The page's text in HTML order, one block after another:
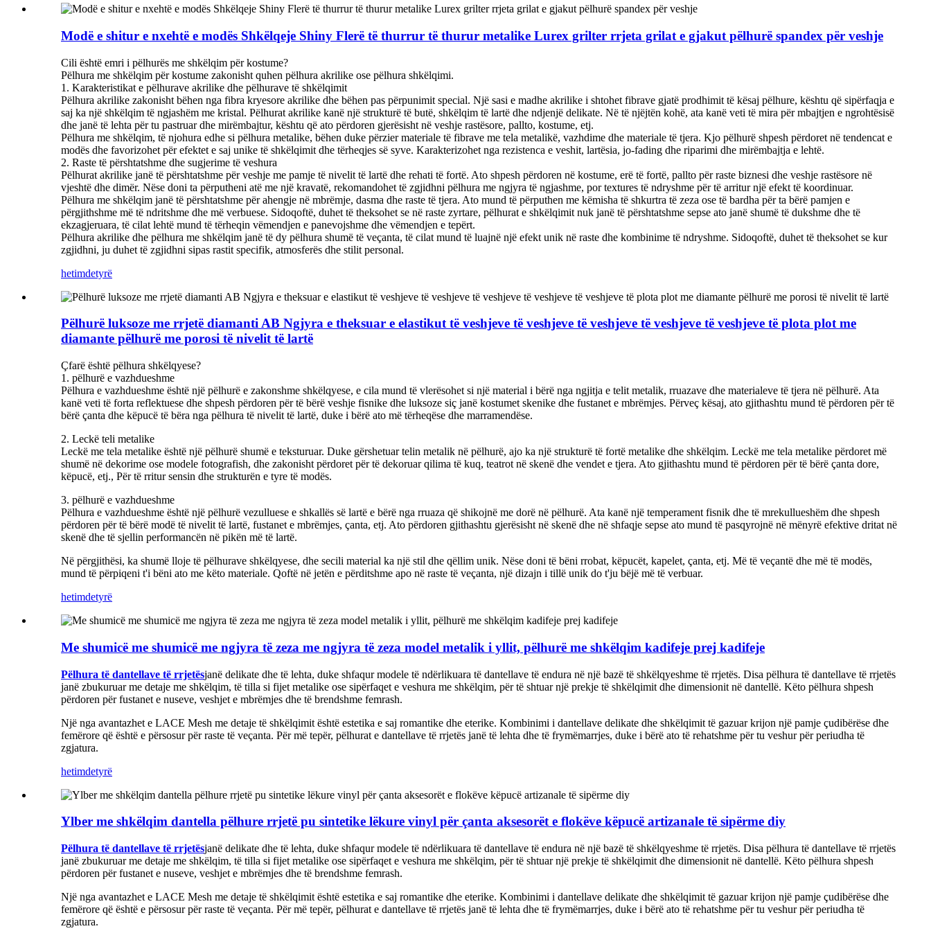
Modë e shitur e nxehtë e modës Shkëlqeje Shiny Flerë të thurrur të thurur metalike Lurex grilter rrjeta grilat e gjakut pëlhurë spandex për veshje
Cili është emri i pëlhurës me shkëlqim për kostume?
Pëlhura me shkëlqim për kostume zakonisht quhen pëlhura akrilike ose pëlhura shkëlqimi.
1. Karakteristikat e pëlhurave akrilike dhe pëlhurave të shkëlqimit
Pëlhura akrilike zakonisht bëhen nga fibra kryesore akrilike dhe bëhen pas përpunimit special. Një sasi e madhe akrilike i shtohet fibrave gjatë prodhimit të kësaj pëlhure, kështu që sipërfaqja e
saj ka një shkëlqim të ngjashëm me kristal. Pëlhurat akrilike kanë një strukturë të butë, shkëlqim të lartë dhe ndjenjë delikate. Në të njëjtën kohë, ata kanë veti të mira për mbajtjen e ngrohtësisë
dhe janë të lehta për tu pastruar dhe mirëmbajtur, kështu që ato përdoren gjerësisht në veshje rastësore, pallto, kostume, etj.
Pëlhura me shkëlqim, të njohura edhe si pëlhura metalike, bëhen duke përzier materiale të fibrave me tela metalikë, vazhdime dhe materiale të tjera. Kjo pëlhurë shpesh përdoret në tendencat e
modës dhe favorizohet për efektet e saj unike të shkëlqimit dhe tërheqjes së syve. Karakterizohet nga rezistenca e veshit, lartësia, jo-fading dhe riparimi dhe mirëmbajtja e lehtë.
2. Raste të përshtatshme dhe sugjerime të veshura
Pëlhurat akrilike janë të përshtatshme për veshje me pamje të nivelit të lartë dhe rehati të fortë. Ato shpesh përdoren në kostume, erë të fortë, pallto për raste biznesi dhe veshje rastësore në
vjeshtë dhe dimër. Nëse doni ta përputheni atë me një kravatë, rekomandohet të zgjidhni pëlhura me ngjyra të ngjashme, por textures të ndryshme për të arritur një efekt të koordinuar.
Pëlhura me shkëlqim janë të përshtatshme për ahengje në mbrëmje, dasma dhe raste të tjera. Ato mund të përputhen me këmisha të shkurtra të zeza ose të bardha për ta bërë pamjen e
përgjithshme më të ndritshme dhe më verbuese. Sidoqoftë, duhet të theksohet se në raste zyrtare, pëlhurat e shkëlqimit nuk janë të përshtatshme sepse ato janë shumë të dukshme dhe të
ekzagjeruara, të cilat lehtë mund të tërheqin vëmendjen e panevojshme dhe vëmendjen e tepërt.
Pëlhura akrilike dhe pëlhura me shkëlqim janë të dy pëlhura shumë të veçanta, të cilat mund të luajnë një efekt unik në raste dhe kombinime të ndryshme. Sidoqoftë, duhet të theksohet se kur
zgjidhni, ju duhet të zgjidhni sipas rastit specifik, atmosferës dhe stilit personal.
hetimdetyrë
Pëlhurë luksoze me rrjetë diamanti AB Ngjyra e theksuar e elastikut të veshjeve të veshjeve të veshjeve të veshjeve të veshjeve të plota plot me
diamante pëlhurë me porosi të nivelit të lartë
Çfarë është pëlhura shkëlqyese?
1. pëlhurë e vazhdueshme
Pëlhura e vazhdueshme është një pëlhurë e zakonshme shkëlqyese, e cila mund të vlerësohet si një material i bërë nga ngjitja e telit metalik, rruazave dhe materialeve të tjera në pëlhurë. Ata
kanë veti të forta reflektuese dhe shpesh përdoren për të bërë veshje fisnike dhe luksoze siç janë kostumet skenike dhe fustanet e mbrëmjes. Përveç kësaj, ato gjithashtu mund të përdoren për të
bërë çanta dhe këpucë të bëra nga pëlhura të nivelit të lartë, duke i bërë ato më tërheqëse dhe marramendëse.
2. Leckë teli metalike
Leckë me tela metalike është një pëlhurë shumë e teksturuar. Duke gërshetuar telin metalik në pëlhurë, ajo ka një strukturë të fortë metalike dhe shkëlqim. Leckë me tela metalike përdoret më
shumë në dekorime ose modele fotografish, dhe zakonisht përdoret për të dekoruar qilima të kuq, teatrot në skenë dhe vendet e tjera. Ato gjithashtu mund të përdoren për të bërë çanta dore,
këpucë, etj., Për të rritur sensin dhe strukturën e tyre të modës.
3. pëlhurë e vazhdueshme
Pëlhura e vazhdueshme është një pëlhurë vezulluese e shkallës së lartë e bërë nga rruaza që shikojnë me dorë në pëlhurë. Ata kanë një temperament fisnik dhe të mrekullueshëm dhe shpesh
përdoren për të bërë modë të nivelit të lartë, fustanet e mbrëmjes, çanta, etj. Ato përdoren gjithashtu gjerësisht në skenë dhe në shfaqje sepse ato mund të pasqyrojnë në mënyrë efektive dritat në
skenë dhe të sjellin performancën në pikën më të lartë.
Në përgjithësi, ka shumë lloje të pëlhurave shkëlqyese, dhe secili material ka një stil dhe qëllim unik. Nëse doni të bëni rrobat, këpucët, kapelet, çanta, etj. Më të veçantë dhe më të modës,
mund të përpiqeni t'i bëni ato me këto materiale. Qoftë në jetën e përditshme apo në raste të veçanta, një dizajn i tillë unik do t'ju bëjë më të verbuar.
hetimdetyrë
Me shumicë me shumicë me ngjyra të zeza me ngjyra të zeza model metalik i yllit, pëlhurë me shkëlqim kadifeje prej kadifeje
Pëlhura të dantellave të rrjetësjanë delikate dhe të lehta, duke shfaqur modele të ndërlikuara të dantellave të endura në një bazë të shkëlqyeshme të rrjetës. Disa pëlhura të dantellave të rrjetës
janë zbukuruar me detaje me shkëlqim, të tilla si fijet metalike ose sipërfaqet e veshura me shkëlqim, për të shtuar një prekje të shkëlqimit dhe dimensionit në dantellë. Këto pëlhura shpesh
përdoren për fustanet e nuseve, veshjet e mbrëmjes dhe të brendshme femrash.
Një nga avantazhet e LACE Mesh me detaje të shkëlqimit është estetika e saj romantike dhe eterike. Kombinimi i dantellave delikate dhe shkëlqimit të gazuar krijon një pamje çudibërëse dhe
femërore që është e përsosur për raste të veçanta. Për më tepër, pëlhurat e dantellave të rrjetës janë të lehta dhe të frymëmarrjes, duke i bërë ato të rehatshme për tu veshur për periudha të
zgjatura.
hetimdetyrë
Ylber me shkëlqim dantella pëlhure rrjetë pu sintetike lëkure vinyl për çanta aksesorët e flokëve këpucë artizanale të sipërme diy
Pëlhura të dantellave të rrjetësjanë delikate dhe të lehta, duke shfaqur modele të ndërlikuara të dantellave të endura në një bazë të shkëlqyeshme të rrjetës. Disa pëlhura të dantellave të rrjetës
janë zbukuruar me detaje me shkëlqim, të tilla si fijet metalike ose sipërfaqet e veshura me shkëlqim, për të shtuar një prekje të shkëlqimit dhe dimensionit në dantellë. Këto pëlhura shpesh
përdoren për fustanet e nuseve, veshjet e mbrëmjes dhe të brendshme femrash.
Një nga avantazhet e LACE Mesh me detaje të shkëlqimit është estetika e saj romantike dhe eterike. Kombinimi i dantellave delikate dhe shkëlqimit të gazuar krijon një pamje çudibërëse dhe
femërore që është e përsosur për raste të veçanta. Për më tepër, pëlhurat e dantellave të rrjetës janë të lehta dhe të frymëmarrjes, duke i bërë ato të rehatshme për tu veshur për periudha të
zgjatura.